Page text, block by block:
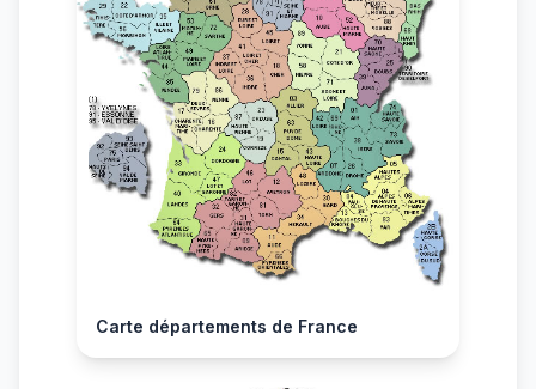
Carte départements de France